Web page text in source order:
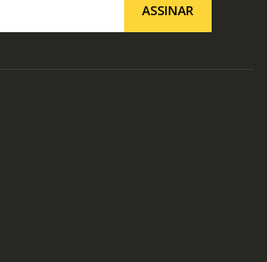
ASSINAR